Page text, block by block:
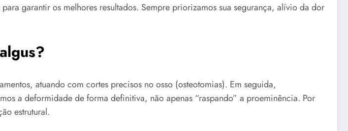
garantir os melhores resultados. Sempre priorizamos sua segurança, alívio da dor
atuando com cortes precisos no osso (osteotomias). Em seguida,
a deformidade de forma definitiva, não apenas “raspando” a proeminência. Por
estrutural.